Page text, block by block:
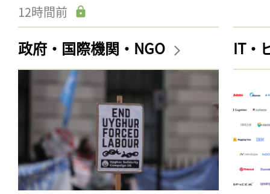
12時間前
政府・国際機関・NGO IT・